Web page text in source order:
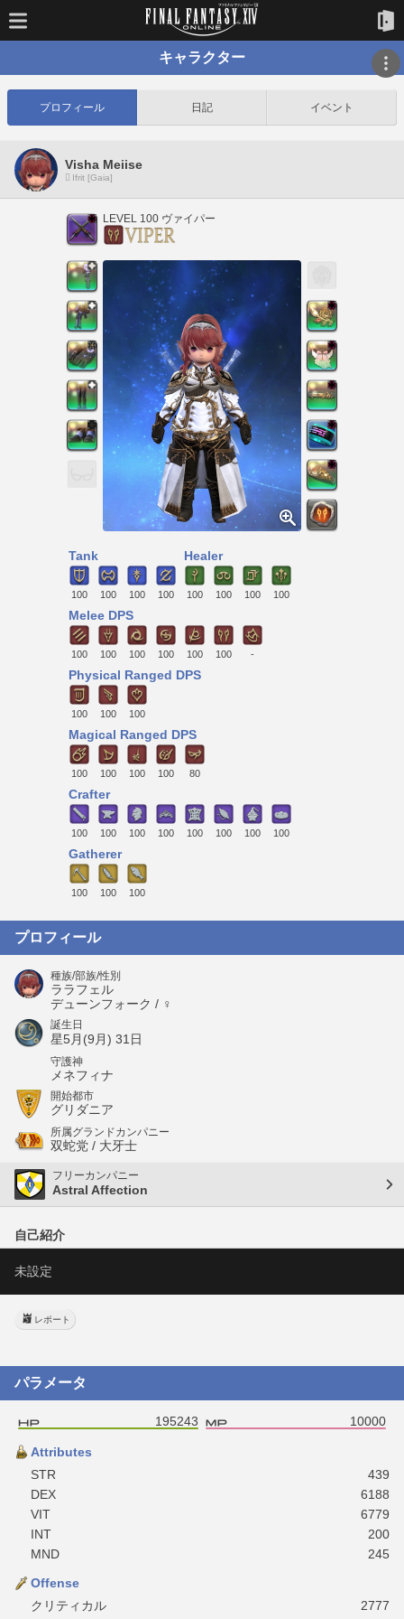
キャラクター
プロフィール 日記 イベント
Visha Meiise
Ifrit [Gaia]
LEVEL 100 ヴァイパー
Tank
100 100 100 100
Healer
100 100 100 100
Melee DPS
100 100 100 100 100 100 -
Physical Ranged DPS
100 100 100
Magical Ranged DPS
100 100 100 100 80
Crafter
100 100 100 100 100 100 100 100
Gatherer
100 100 100
プロフィール
種族/部族/性別
ララフェル
デューンフォーク / ♀
誕生日
星5月(9月) 31日
守護神
メネフィナ
開始都市
グリダニア
所属グランドカンパニー
双蛇党 / 大牙士
フリーカンパニー
Astral Affection
自己紹介
未設定
レポート
パラメータ
195243 10000
Attributes
STR
439
DEX
6188
VIT
6779
INT
200
MND
245
Offense
クリティカル
2777